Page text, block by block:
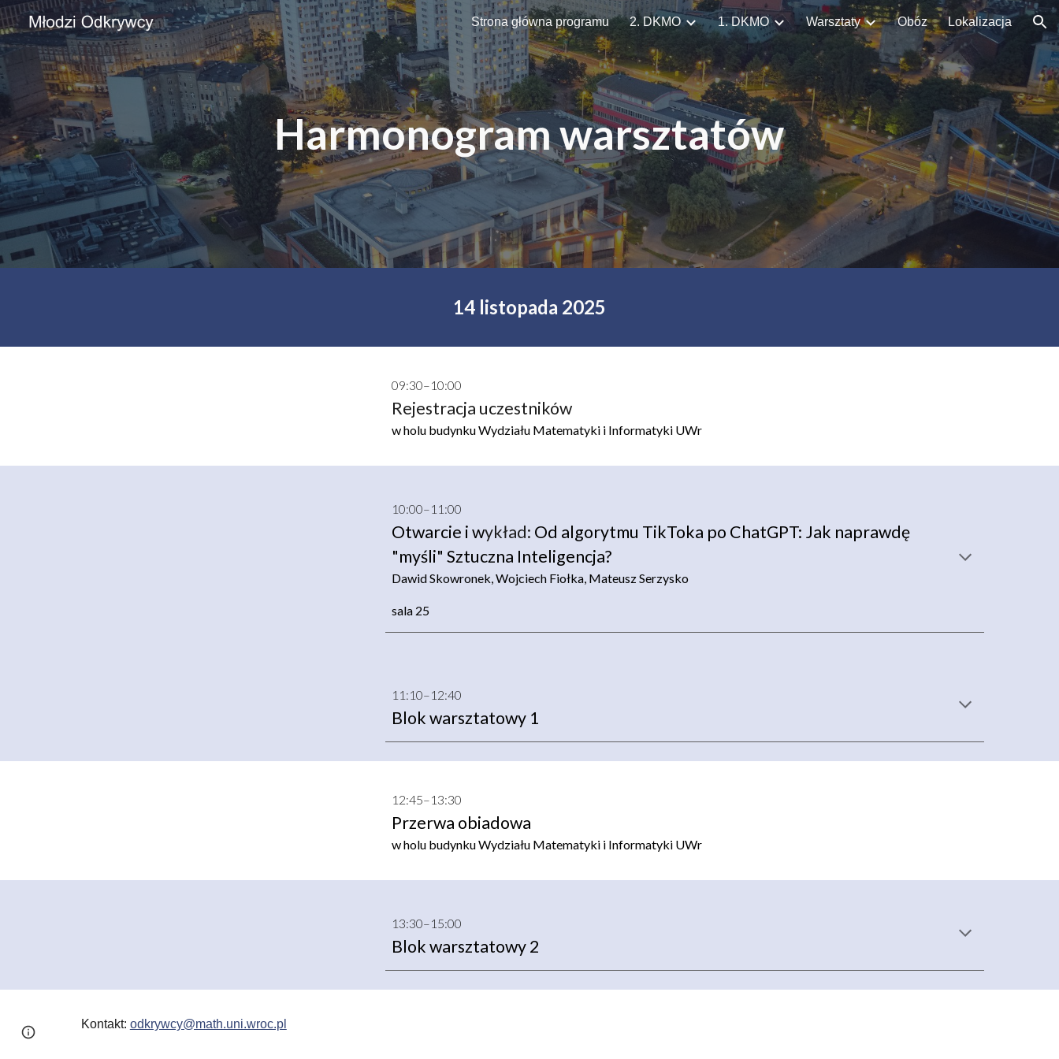
Skip to main content Skip to navigation
Strona główna programu 2. DKMO 1. DKMO Warsztaty Obóz Lokalizacja
Harmonogram warsztatów
14 listopada 2025
09:30–10:00
Rejestracja uczestników
wholu budynku Wydziału Matematyki i Informatyki UWr
10:00–11:00
Otwarcie i wykład: Od algorytmu TikToka po ChatGPT: Jak naprawdę
"myśli" Sztuczna Inteligencja?
Dawid Skowronek, Wojciech Fiołka, Mateusz Serzysko
sala 25
11:10–1 2:40
Blok warsztatowy 1
1 2:45–13:30
Przerwa obiadowa
wholu budynku Wydziału Matematyki i Informatyki UWr
1 3:30–15:00
Blok warsztatowy 2
Kontakt: odkrywcy@math.uni.wroc.pl
Report abuse